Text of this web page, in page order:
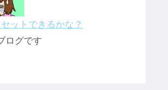
ットできるかな？
ログです